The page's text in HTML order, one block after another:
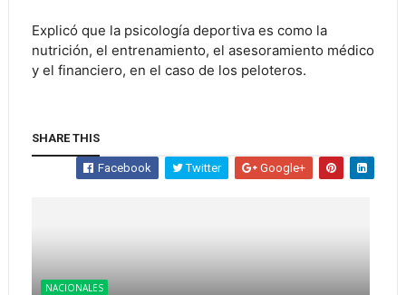
Explicó que la psicología deportiva es como la
nutrición, el entrenamiento, el asesoramiento médico
y el financiero, en el caso de los peloteros.
SHARE THIS
Facebook Twitter Google+
NACIONALES